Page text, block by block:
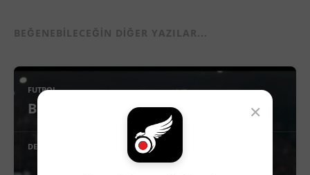
BEĞENEBILECEĞIN DIĞER YAZILAR...
FUTBOL
Beşiktaş’ta Sağ Kanat İçin Yeni Aday!
DEVAMINI OKU
×